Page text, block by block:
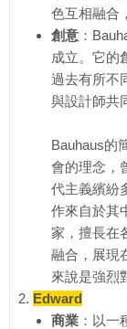
色互相融合
創意 ：
成立。它的
過去有所不
與設計師共
Bauhaus的
會的理念，
代主義繽紛
作來自於其
家，擅長在
融合，展現
來說是強烈
Edward
商業 ：以